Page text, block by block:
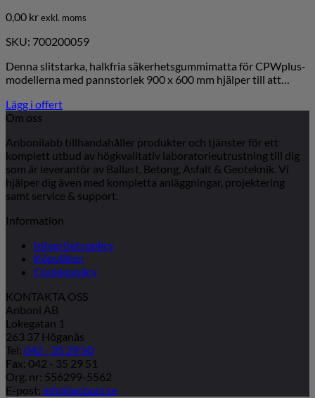
0,00 krexkl. moms
SKU: 700200059
Denna slitstarka, halkfria säkerhetsgummimatta för CPWplus-
modellerna med pannstorlek 900 x 600 mm hjälper till att…
Lägg i offert
Om oss
Anbonilabb tillhandahåller produkter och tjänster för ett
komplett utbud av högkvalitativ laboratorieutrustning till dig
som är leverantör av Ballast, Betong, Asfalt & Geoteknik. Vi
hjälper dig även med kompletta anläggningar, projektering
samt service & support.
Information
Integritetspolicy
Köpvillkor
Cookiepolicy
KONTAKTA OSS
Anboni AB
Lokegatan 1
263 37 Höganäs
Tel: 042 - 35 29 50
Fax: 042 - 35 29 51
Org. nr: 556299-5562
E-post: info@anboni.se